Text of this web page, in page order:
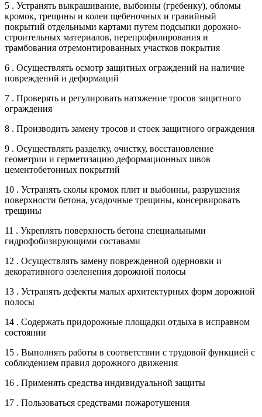
5 . Устранять выкрашивание, выбоины (гребенку), обломы
кромок, трещины и колеи щебеночных и гравийный
покрытий отдельными картами путем подсыпки дорожно-
строительных материалов, перепрофилирования и
трамбования отремонтированных участков покрытия
6 . Осуществлять осмотр защитных ограждений на наличие
повреждений и деформаций
7 . Проверять и регулировать натяжение тросов защитного
ограждения
8 . Производить замену тросов и стоек защитного ограждения
9 . Осуществлять разделку, очистку, восстановление
геометрии и герметизацию деформационных швов
цементобетонных покрытий
10 . Устранять сколы кромок плит и выбоины, разрушения
поверхности бетона, усадочные трещины, консервировать
трещины
11 . Укреплять поверхность бетона специальными
гидрофобизирующими составами
12 . Осуществлять замену поврежденной одерновки и
декоративного озеленения дорожной полосы
13 . Устранять дефекты малых архитектурных форм дорожной
полосы
14 . Содержать придорожные площадки отдыха в исправном
состоянии
15 . Выполнять работы в соответствии с трудовой функцией с
соблюдением правил дорожного движения
16 . Применять средства индивидуальной защиты
17 . Пользоваться средствами пожаротушения